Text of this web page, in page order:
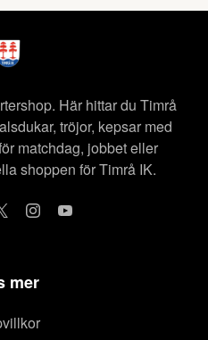
Här hittar du Timrå
tröjor, kepsar med
matchdag, jobbet eller
shoppen för Timrå IK.
mer